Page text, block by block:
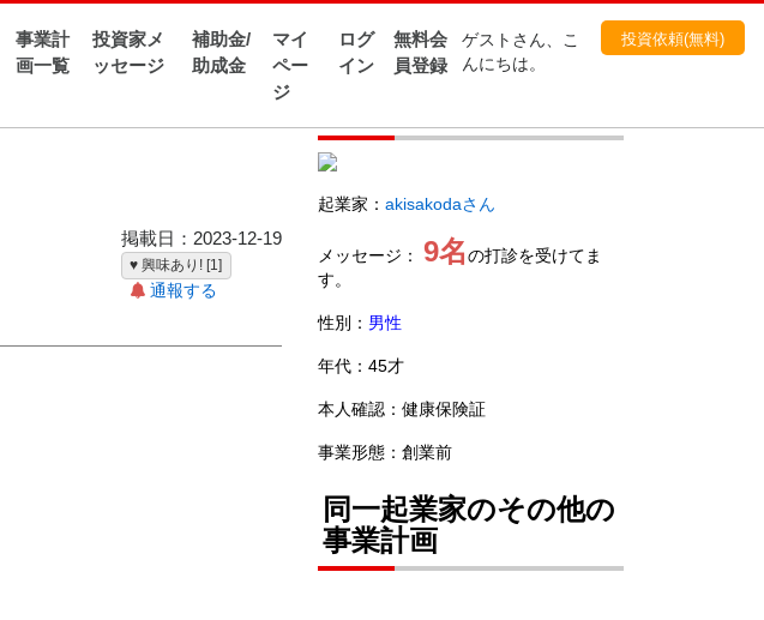
事業計
画一覧
投資家メ
ッセージ
補助金/
助成金
マイ
ペー
ジ
ログ
イン
無料会
員登録
ゲストさん、こ
んにちは。
投資依頼(無料)
掲載日：2023-12-19
♥ 興味あり! [1]
通報する
起業家： akisakodaさん
メッセージ： 9名 の打診を受けてま
す。
性別： 男性
年代：45才
本人確認：健康保険証
事業形態：創業前
同一起業家のその他の
事業計画